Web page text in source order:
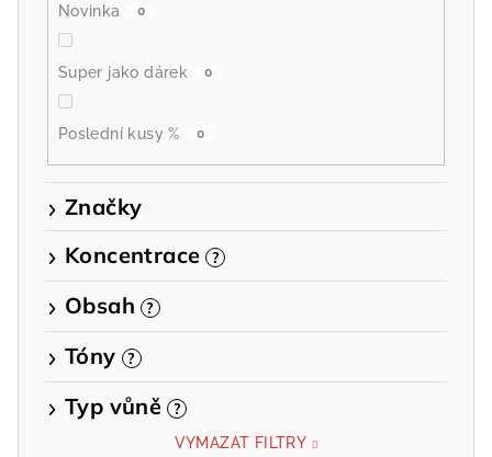
Novinka 0
Super jako dárek 0
Poslední kusy % 0
Značky
Koncentrace
?
Obsah ?
Tóny ?
Typ vůně ?
VYMAZAT FILTRY